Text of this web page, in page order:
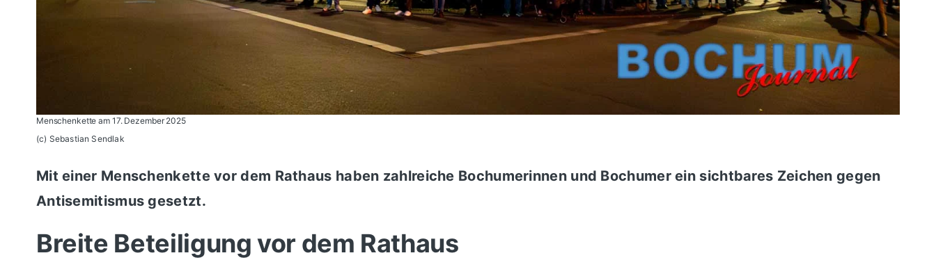
Menschenkette am 17. Dezember 2025
(c) Sebastian Sendlak
Mit einer Menschenkette vor dem Rathaus haben zahlreiche Bochumerinnen und Bochumer ein sichtbares Zeichen gegen
Antisemitismus gesetzt.
Breite Beteiligung vor dem Rathaus